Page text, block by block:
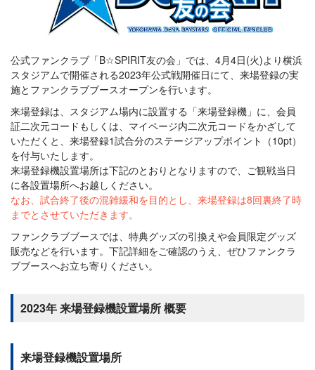
公式ファンクラブ「B☆SPIRIT友の会」では、4月4日(火)より横浜
スタジアムで開催される2023年公式戦開催日にて、来場登録の実
施とファンクラブブースオープンを行います。
来場登録は、スタジアム場内に設置する「来場登録機」に、会員
証二次元コードもしくは、マイページ内二次元コードをかざして
いただくと、来場登録1試合分のステージアップポイント（10pt）
を付与いたします。
来場登録機設置場所は下記のとおりとなりますので、ご観戦当日
に各設置場所へお越しください。
なお、試合終了後の混雑緩和を目的とし、来場登録は8回裏終了時
までとさせていただきます。
ファンクラブブースでは、特典グッズの引換えや会員限定グッズ
販売などを行います。下記詳細をご確認のうえ、ぜひファンクラ
ブブースへお立ち寄りください。
2023年 来場登録機設置場所 概要
来場登録機設置場所